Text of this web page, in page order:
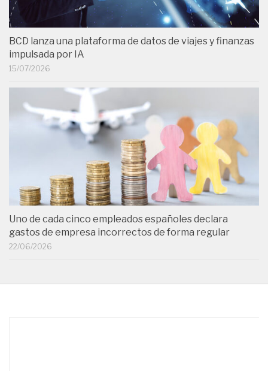
BCD lanza una plataforma de datos de viajes y finanzas
impulsada por IA
15/07/2026
Uno de cada cinco empleados españoles declara
gastos de empresa incorrectos de forma regular
22/06/2026